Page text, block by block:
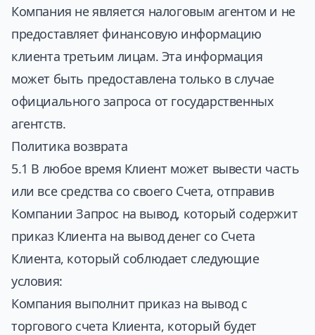
Компания не является налоговым агентом и не
предоставляет финансовую информацию
клиента третьим лицам. Эта информация
может быть предоставлена только в случае
официального запроса от государственных
агентств.
Политика возврата
5.1 В любое время Клиент может вывести часть
или все средства со своего Счета, отправив
Компании Запрос на вывод, который содержит
приказ Клиента на вывод денег со Счета
Клиента, который соблюдает следующие
условия:
Компания выполнит приказ на вывод с
торгового счета Клиента, который будет